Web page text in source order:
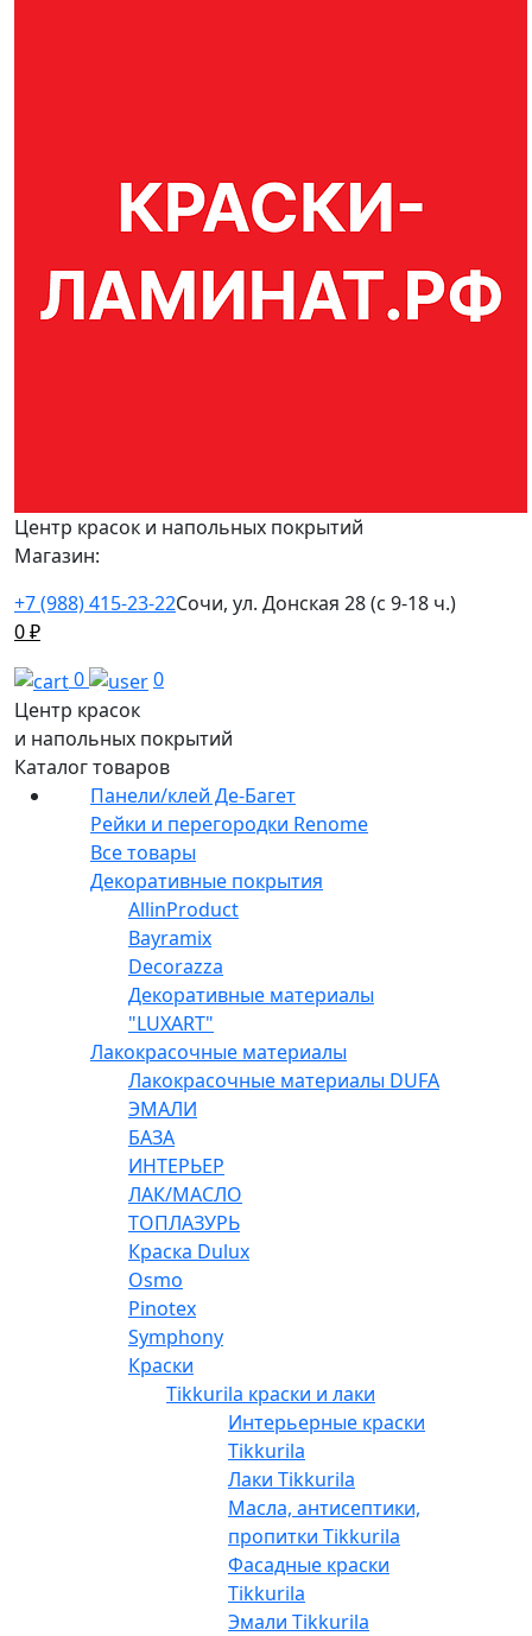
Центр красок и напольных покрытий
Магазин:
+7 (988) 415-23-22Сочи, ул. Донская 28 (с 9-18 ч.)
0₽
0
0
Центр красок
и напольных покрытий
Каталог товаров
Панели/клей Де-Багет
Рейки и перегородки Renome
Все товары
Декоративные покрытия
AllinProduct
Bayramix
Decorazza
Декоративные материалы
"LUXART"
Лакокрасочные материалы
Лакокрасочные материалы DUFA
ЭМАЛИ
БАЗА
ИНТЕРЬЕР
ЛАК/МАСЛО
ТОПЛАЗУРЬ
Краска Dulux
Osmo
Pinotex
Symphony
Краски
Tikkurila краски и лаки
Интерьерные краски
Tikkurila
Лаки Tikkurila
Масла, антисептики,
пропитки Tikkurila
Фасадные краски
Tikkurila
Эмали Tikkurila